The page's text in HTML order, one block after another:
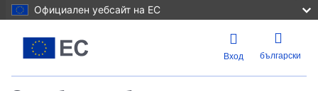
Официален уебсайт на ЕС
Вход български